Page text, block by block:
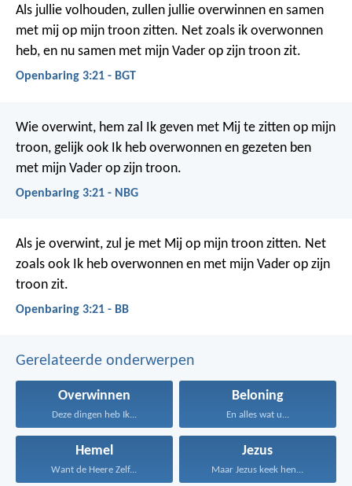
Als jullie volhouden, zullen jullie overwinnen en samen
met mij op mijn troon zitten. Net zoals ik overwonnen
heb, en nu samen met mijn Vader op zijn troon zit.
Openbaring 3:21 - BGT
Wie overwint, hem zal Ik geven met Mij te zitten op mijn
troon, gelijk ook Ik heb overwonnen en gezeten ben
met mijn Vader op zijn troon.
Openbaring 3:21 - NBG
Als je overwint, zul je met Mij op mijn troon zitten. Net
zoals ook Ik heb overwonnen en met mijn Vader op zijn
troon zit.
Openbaring 3:21 - BB
Gerelateerde onderwerpen
Overwinnen
Deze dingen heb Ik...
Beloning
En alles wat u...
Hemel
Want de Heere Zelf...
Jezus
Maar Jezus keek hen...